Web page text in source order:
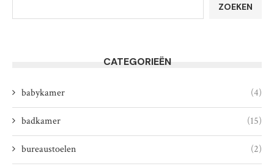
ZOEKEN
CATEGORIEËN
babykamer (4)
badkamer (15)
bureaustoelen (2)